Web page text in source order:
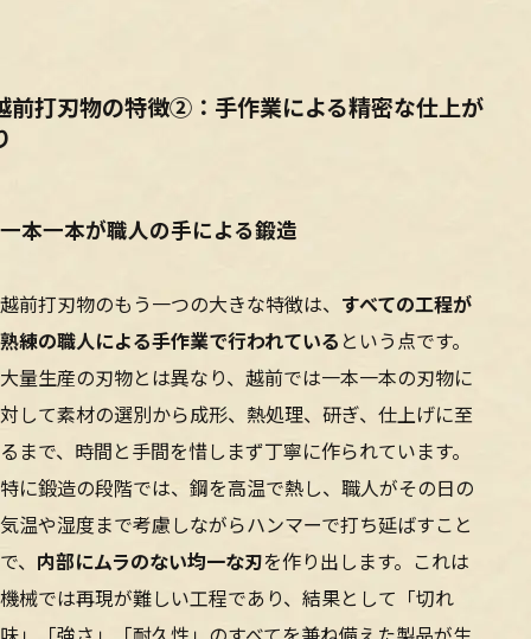
前打刃物の特徴②：手作業による精密な仕上が
一本一本が職人の手による鍛造
越前打刃物のもう一つの大きな特徴は、 すべての工程が
熟練の職人による手作業で行われている という点です。
大量生産の刃物とは異なり、越前では一本一本の刃物に
対して素材の選別から成形、熱処理、研ぎ、仕上げに至
るまで、時間と手間を惜しまず丁寧に作られています。
特に鍛造の段階では、鋼を高温で熱し、職人がその日の
気温や湿度まで考慮しながらハンマーで打ち延ばすこと
で、 内部にムラのない均一な刃を作り出します。これは
機械では再現が難しい工程であり、結果として「切れ